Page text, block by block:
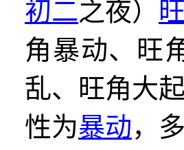
初二之夜）
角暴动、旺
乱、旺角大
性为暴动，